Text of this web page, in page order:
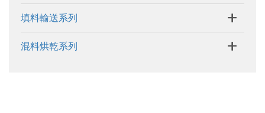
填料輸送系列 +
混料烘乾系列 +